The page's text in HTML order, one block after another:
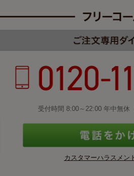
受付時間 8:00～22:00 年中無休
カスタマーハラスメン